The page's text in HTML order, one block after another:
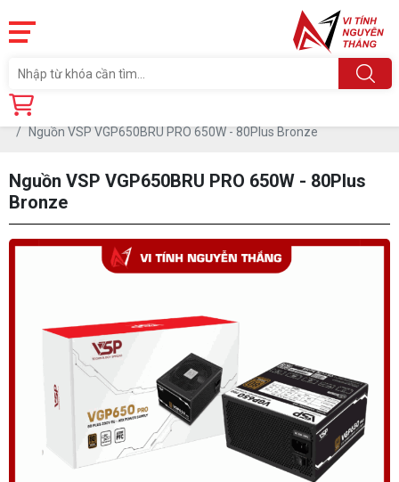
Trang chủ
Nguồn VSP VGP650BRU PRO 650W - 80Plus Bronze
Nguồn VSP VGP650BRU PRO 650W - 80Plus
Bronze